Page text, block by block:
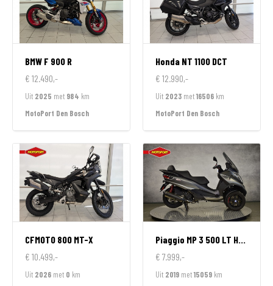
BMW F 900 R
€ 12.490,-
Uit 2025 met 984 km
MotoPort Den Bosch
Honda NT 1100 DCT
€ 12.990,-
Uit 2023 met16506 km
MotoPort Den Bosch
CFMOTO 800 MT-X
€ 10.499,-
Uit 2026 met 0 km
Piaggio MP 3 500 LT HPE SPORT
€ 7.999,-
Uit 2019 met15059 km